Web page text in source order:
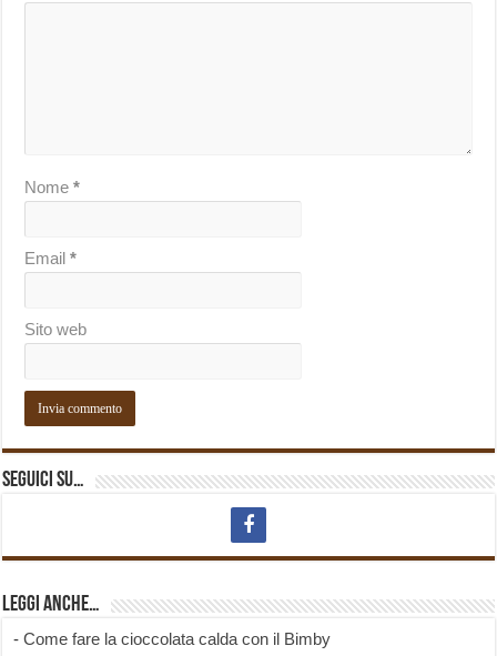
Nome*
Email*
Sito web
Seguici su…
Leggi anche…
-Come fare la cioccolata calda con il Bimby